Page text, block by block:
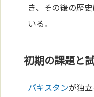
き、その後の歴
いる。
初期の課題と
パキスタンが独